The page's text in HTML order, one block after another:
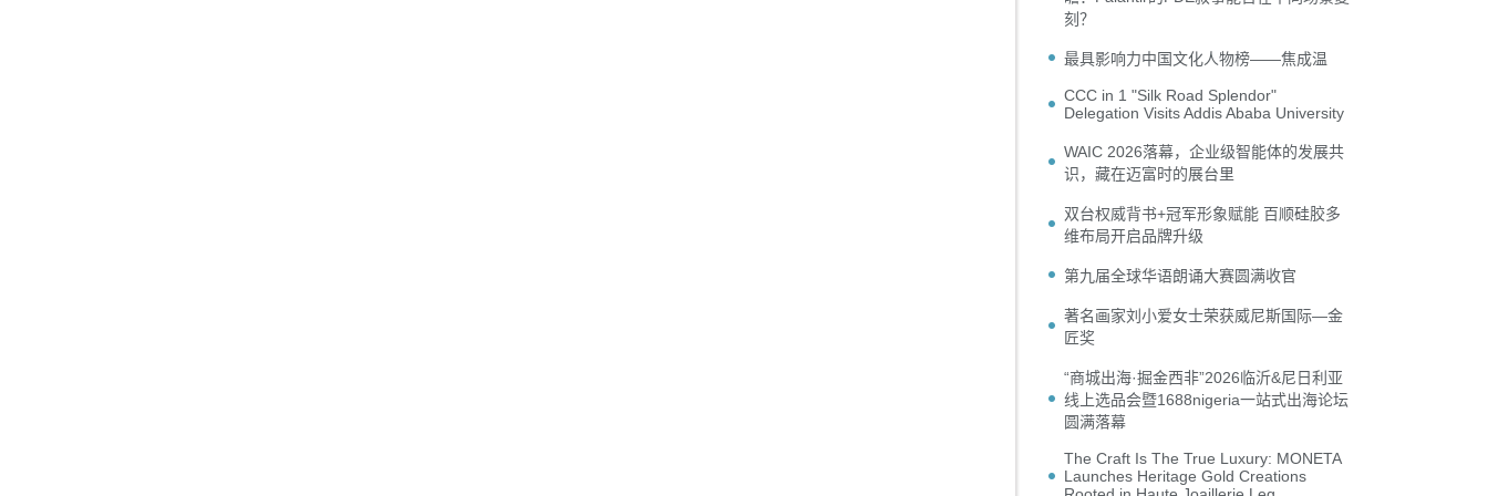
刻？
最具影响力中国文化人物榜——焦成温
CCC in 1 "Silk Road Splendor"
Delegation Visits Addis Ababa University
WAIC 2026落幕，企业级智能体的发展共
识，藏在迈富时的展台里
双台权威背书+冠军形象赋能 百顺硅胶多
维布局开启品牌升级
第九届全球华语朗诵大赛圆满收官
著名画家刘小爱女士荣获威尼斯国际—金
匠奖
“商城出海·掘金西非”2026临沂&尼日利亚
线上选品会暨1688nigeria一站式出海论坛
圆满落幕
The Craft Is The True Luxury: MONETA
Launches Heritage Gold Creations